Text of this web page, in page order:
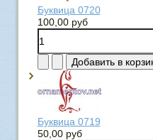
Буквица 0720
100,00 руб
Буквица 0719
50,00 руб